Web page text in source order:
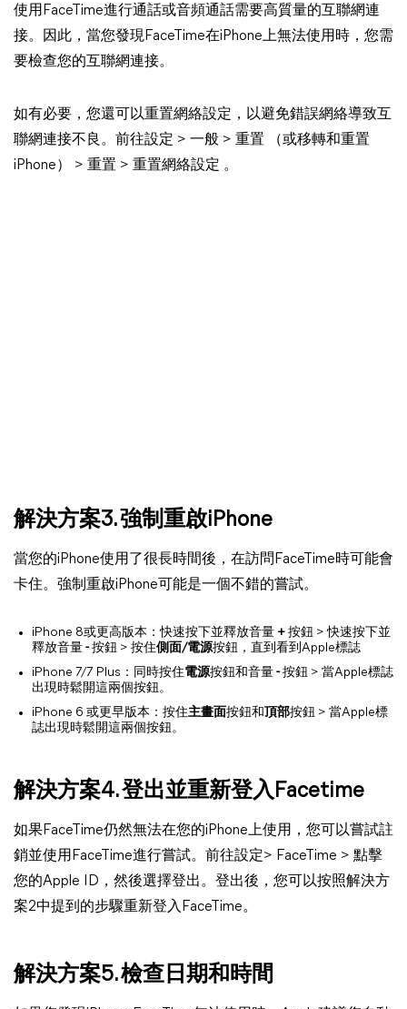
使用FaceTime進行通話或音頻通話需要高質量的互聯網連
接。因此，當您發現FaceTime在iPhone上無法使用時，您需
要檢查您的互聯網連接。
如有必要，您還可以重置網絡設定，以避免錯誤網絡導致互
聯網連接不良。前往設定 > 一般 > 重置 （或移轉和重置
iPhone） > 重置 > 重置網絡設定 。
解決方案3. 強制重啟iPhone
當您的iPhone使用了很長時間後，在訪問FaceTime時可能會
卡住。強制重啟iPhone可能是一個不錯的嘗試。
iPhone 8或更高版本：快速按下並釋放音量 + 按鈕 > 快速按下並
釋放音量 -按鈕 > 按住側面/電源按鈕，直到看到Apple標誌
iPhone 7/7 Plus：同時按住電源按鈕和音量 -按鈕 > 當Apple標誌
出現時鬆開這兩個按鈕。
iPhone 6 或更早版本：按住主畫面按鈕和頂部按鈕 > 當Apple標
誌出現時鬆開這兩個按鈕。
解決方案4. 登出並重新登入Facetime
如果FaceTime仍然無法在您的iPhone上使用，您可以嘗試註
銷並使用FaceTime進行嘗試。前往設定> FaceTime > 點擊
您的Apple ID，然後選擇登出。登出後，您可以按照解決方
案2中提到的步驟重新登入FaceTime。
解決方案5. 檢查日期和時間